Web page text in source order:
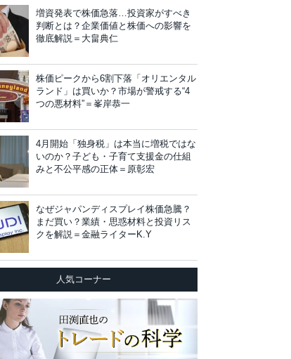
増資発表で株価急落…投資家がすべき
判断とは？企業価値と株価への影響を
徹底解説＝大畠典仁
株価ピークから6割下落「オリエンタル
ランド」は買いか？市場が警戒する“4
つの悪材料”＝峯岸恭一
4月開始「独身税」は本当に増税ではな
いのか？子ども・子育て支援金の仕組
みと不公平感の正体＝原彰宏
なぜジャパンディスプレイ株価急騰？
まだ買い？業績・思惑材料と投資リス
クを解説＝金融ライターK.Y
人気コーナー